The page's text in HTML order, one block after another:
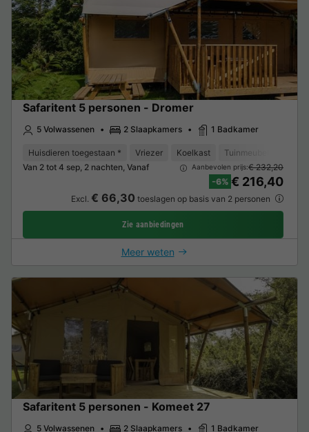
Safaritent 5 personen - Dromer
5 Volwassenen 2 Slaapkamers 1 Badkamer
Huisdieren toegestaan * Vriezer Koelkast Tuinmeubelen
Van 2 tot 4 sep, 2 nachten, Vanaf
Aanbevolen prijs:€ 232,20
-6% € 216,40
Excl. € 66,30 toeslagen op basis van 2 personen
Zie aanbiedingen
Meer weten
Safaritent 5 personen - Komeet 27
5 Volwassenen 2 Slaapkamers 1 Badkamer